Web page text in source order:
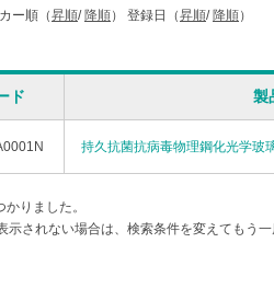
ー順（昇順/ 降順） 登録日（昇順/ 降順）
ド 製
持久抗菌抗病毒物理鋼化光学玻
りました。
示されない場合は、検索条件を変えてもう一